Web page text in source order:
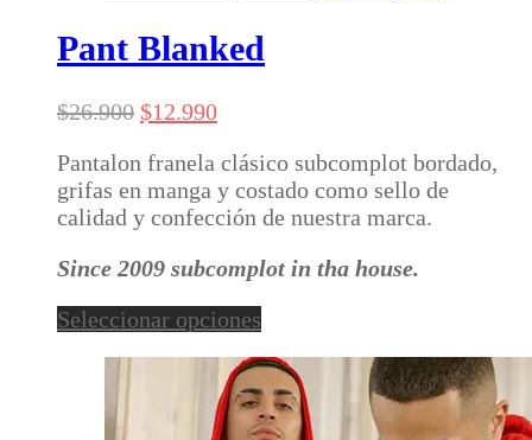
se
pueden
elegir
en
la
producto
Pant Blanked
$26.900 El
original
era:
$26.900.
$12.990El
actual
es:
$12.990.
Pantalon franela clásico subcomplot bordado,
grifas en manga y costado como sello de
calidad y confección de nuestra marca.
Since 2009 subcomplot in tha house.
Seleccionar opciones
tiene
múltiples
variantes.